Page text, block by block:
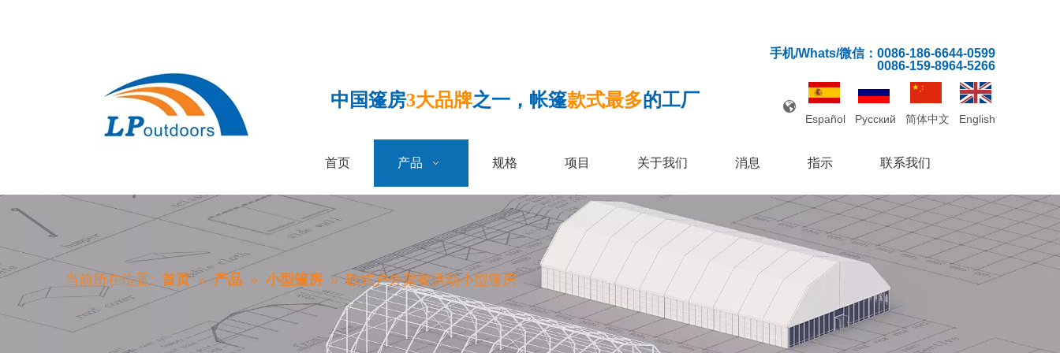
手机/Whats/微信：0086-186-6644-0599
0086-159-8964-5266
中国篷房3大品牌之一，帐篷款式最多的工厂
Español Pусский 简体中文 English
首页 产品 规格 项目 关于我们 消息 指示 联系我们
当前所在位置: 首页 » 产品 » 小型篷房 » 欧式户外聚餐活动小型篷房